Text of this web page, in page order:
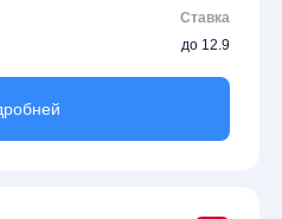
Ставка
до 12.9